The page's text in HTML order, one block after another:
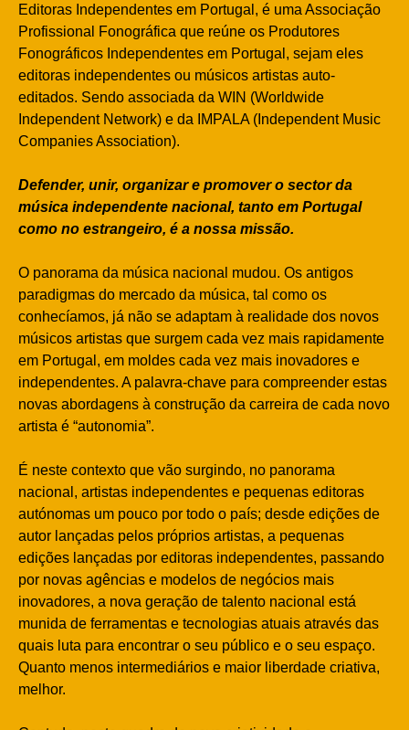
Editoras Independentes em Portugal, é uma Associação
Profissional Fonográfica que reúne os Produtores
Fonográficos Independentes em Portugal, sejam eles
editoras independentes ou músicos artistas auto-
editados. Sendo associada da WIN (Worldwide
Independent Network) e da IMPALA (Independent Music
Companies Association).
Defender, unir, organizar e promover o sector da
música independente nacional, tanto em Portugal
como no estrangeiro, é a nossa missão.
O panorama da música nacional mudou. Os antigos
paradigmas do mercado da música, tal como os
conhecíamos, já não se adaptam à realidade dos novos
músicos artistas que surgem cada vez mais rapidamente
em Portugal, em moldes cada vez mais inovadores e
independentes. A palavra-chave para compreender estas
novas abordagens à construção da carreira de cada novo
artista é “autonomia”.
É neste contexto que vão surgindo, no panorama
nacional, artistas independentes e pequenas editoras
autónomas um pouco por todo o país; desde edições de
autor lançadas pelos próprios artistas, a pequenas
edições lançadas por editoras independentes, passando
por novas agências e modelos de negócios mais
inovadores, a nova geração de talento nacional está
munida de ferramentas e tecnologias atuais através das
quais luta para encontrar o seu público e o seu espaço.
Quanto menos intermediários e maior liberdade criativa,
melhor.